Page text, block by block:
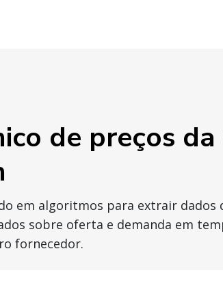
de preços da
em algoritmos para extrair dados
sobre oferta e demanda em
fornecedor.